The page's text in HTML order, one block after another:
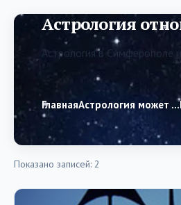
Астрология
Астрология в Симферополе
ГлавнаяАстрология может …
Показано записей: 2